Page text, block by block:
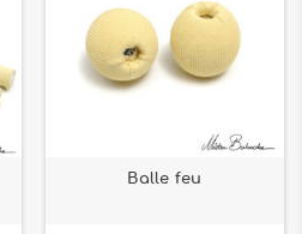
Balle feu